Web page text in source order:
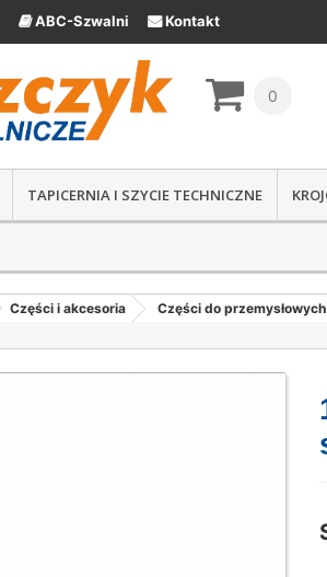
ABC-Szwalni Kontakt
0
TAPICERNIA I SZYCIE TECHNICZNE
Części i akcesoria Części do